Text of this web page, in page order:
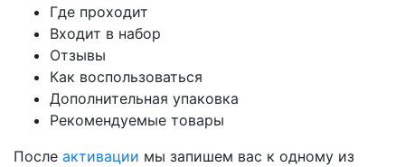
Где проходит
Входит в набор
Отзывы
Как воспользоваться
Дополнительная упаковка
Рекомендуемые товары
После активации мы запишем вас к одному из